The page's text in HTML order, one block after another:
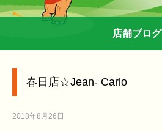
店舗ブログ
春日店☆Jean- Carlo
2018年8月26日